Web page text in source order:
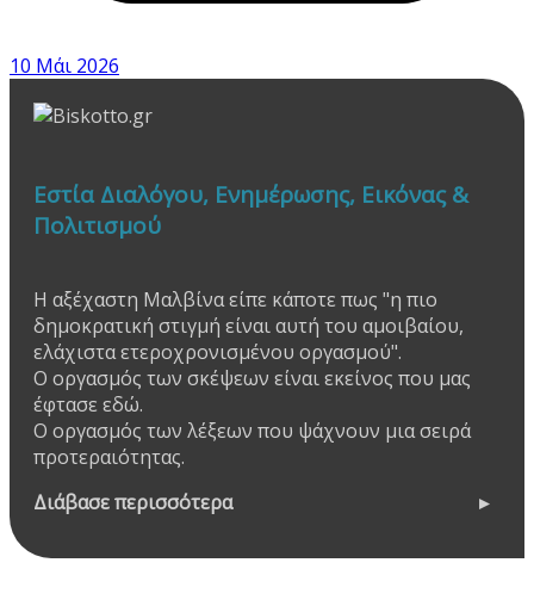
10 Μάι 2026
Εστία Διαλόγου, Ενημέρωσης, Εικόνας &
Πολιτισμού
Η αξέχαστη Μαλβίνα είπε κάποτε πως "η πιο
δημοκρατική στιγμή είναι αυτή του αμοιβαίου,
ελάχιστα ετεροχρονισμένου οργασμού".
Ο οργασμός των σκέψεων είναι εκείνος που μας
έφτασε εδώ.
Ο οργασμός των λέξεων που ψάχνουν μια σειρά
προτεραιότητας.
Διάβασε περισσότερα